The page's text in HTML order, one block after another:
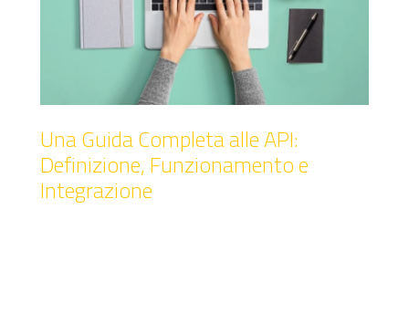
Una Guida Completa alle API:
Definizione, Funzionamento e
Integrazione